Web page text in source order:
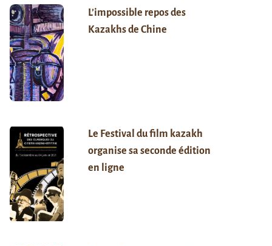
L’impossible repos des
Kazakhs de Chine
Le Festival du film kazakh
organise sa seconde édition
en ligne